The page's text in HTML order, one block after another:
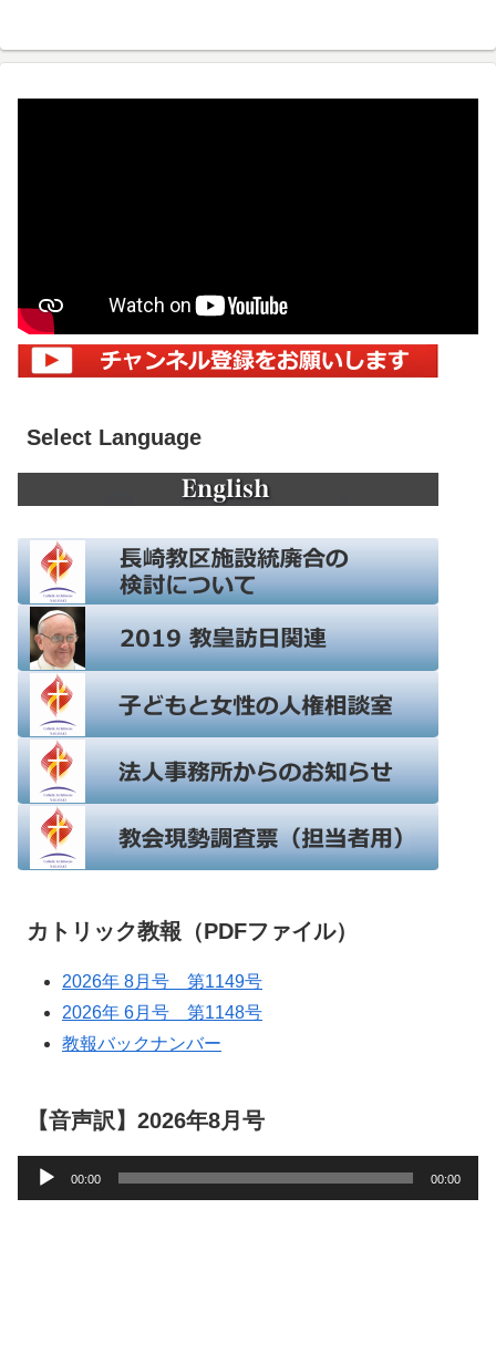
Select Language
カトリック教報（PDFファイル）
2026年 8月号 第1149号
2026年 6月号 第1148号
教報バックナンバー
【音声訳】2026年8月号
声
00:00 00:00